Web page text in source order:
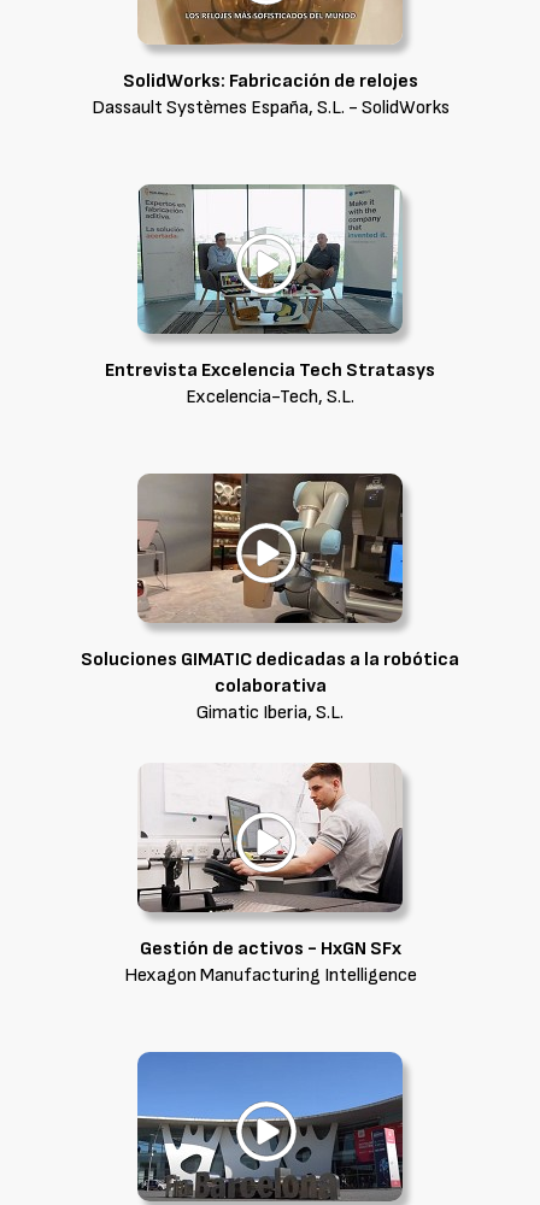
SolidWorks: Fabricación de relojes
Dassault Systèmes España, S.L. - SolidWorks
Entrevista Excelencia Tech Stratasys
Excelencia-Tech, S.L.
Soluciones GIMATIC dedicadas a la robótica
colaborativa
Gimatic Iberia, S.L.
Gestión de activos - HxGN SFx
Hexagon Manufacturing Intelligence